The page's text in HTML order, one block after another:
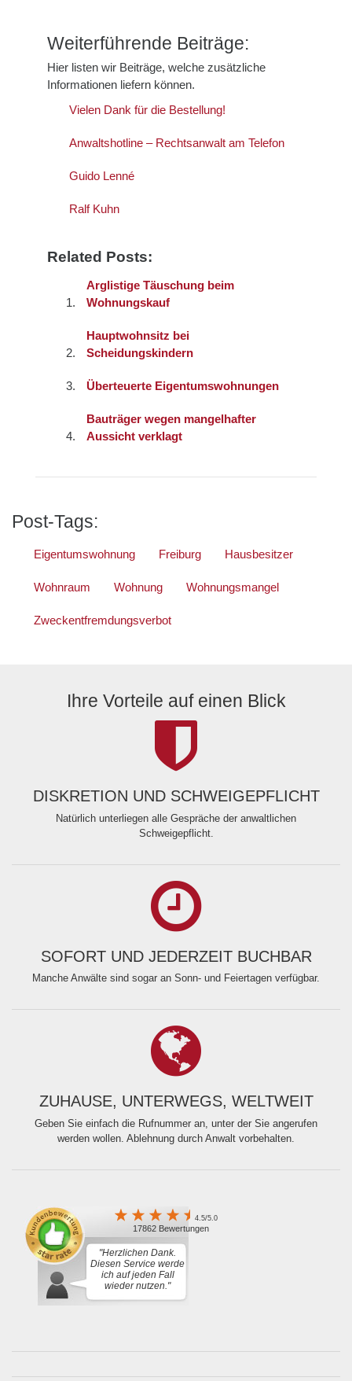
Weiterführende Beiträge:
Hier listen wir Beiträge, welche zusätzliche
Informationen liefern können.
Vielen Dank für die Bestellung!
Anwaltshotline – Rechtsanwalt am Telefon
Guido Lenné
Ralf Kuhn
Related Posts:
Arglistige Täuschung beim
Wohnungskauf
Hauptwohnsitz bei
Scheidungskindern
Überteuerte Eigentumswohnungen
Bauträger wegen mangelhafter
Aussicht verklagt
Post-Tags:
Eigentumswohnung Freiburg Hausbesitzer
Wohnraum Wohnung Wohnungsmangel
Zweckentfremdungsverbot
Ihre Vorteile auf einen Blick
DISKRETION UND SCHWEIGEPFLICHT
Natürlich unterliegen alle Gespräche der anwaltlichen
Schweigepflicht.
SOFORT UND JEDERZEIT BUCHBAR
Manche Anwälte sind sogar an Sonn- und Feiertagen verfügbar.
ZUHAUSE, UNTERWEGS, WELTWEIT
Geben Sie einfach die Rufnummer an, unter der Sie angerufen
werden wollen. Ablehnung durch Anwalt vorbehalten.
4.5/5.0
17862 Bewertungen
"Herzlichen Dank.
Diesen Service werde
ich auf jeden Fall
wieder nutzen."